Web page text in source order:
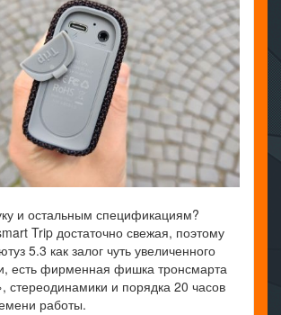
и остальным спецификациям?
Trip достаточно свежая, поэтому
5.3 как залог чуть увеличенного
есть фирменная фишка тронсмарта
стереодинамики и порядка 20 часов
работы.